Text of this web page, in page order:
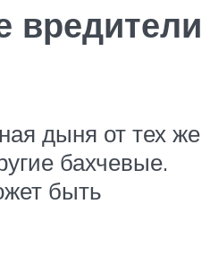
вредители
дыня от тех же
бахчевые.
быть